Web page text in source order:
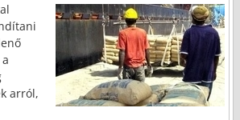
arról,